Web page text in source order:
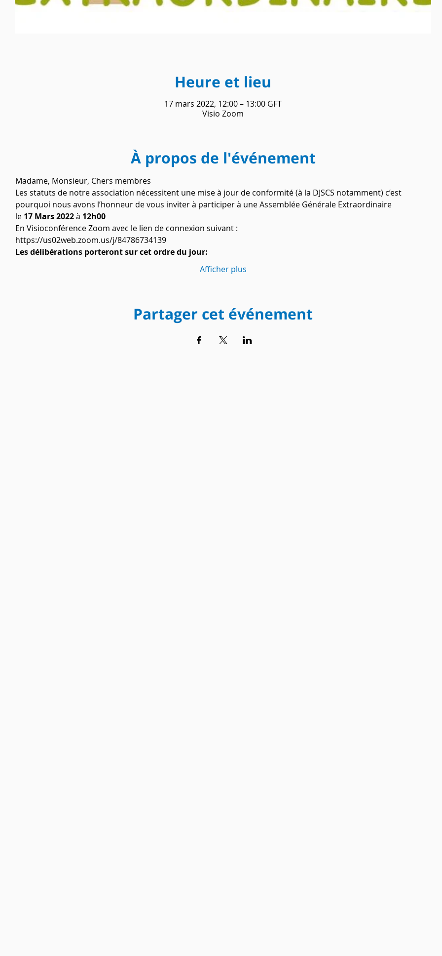
Heure et lieu
17 mars 2022, 12:00 – 13:00 GFT
Visio Zoom
À propos de l'événement
Madame, Monsieur, Chers membres
Les statuts de notre association nécessitent une mise à jour de conformité (à la DJSCS notamment) c’est
pourquoi nous avons l’honneur de vous inviter à participer à une Assemblée Générale Extraordinaire
le 17 Mars 2022 à 12h00
En Visioconférence Zoom avec le lien de connexion suivant :
https://us02web.zoom.us/j/84786734139
Les délibérations porteront sur cet ordre du jour:
Afficher plus
Partager cet événement